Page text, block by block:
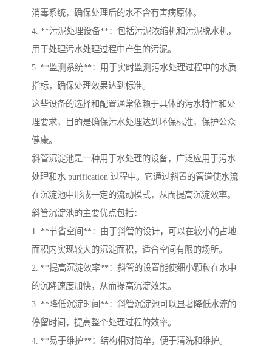
消毒系统，确保处理后的水不含有害病原体。
4. **污泥处理设备**：包括污泥浓缩机和污泥脱水机，
用于处理污水处理过程中产生的污泥。
5. **监测系统**：用于实时监测污水处理过程中的水质
指标，确保处理效果达到标准。
这些设备的选择和配置通常依赖于具体的污水特性和处
理要求，目的是确保污水处理达到环保标准，保护公众
健康。
斜管沉淀池是一种用于水处理的设备，广泛应用于污水
处理和水 purification 过程中。它通过斜置的管道使水流
在沉淀池中形成一定的流动模式，从而提高沉淀效率。
斜管沉淀池的主要优点包括：
1. **节省空间**：由于斜管的设计，可以在较小的占地
面积内实现较大的沉淀面积，适合空间有限的场所。
2. **提高沉淀效率**：斜管的设置能使细小颗粒在水中
的沉降速度加快，从而提高沉淀效果。
3. **降低沉淀时间**：斜管沉淀池可以显著降低水流的
停留时间，提高整个处理过程的效率。
4. **易于维护**：结构相对简单，便于清洗和维护。